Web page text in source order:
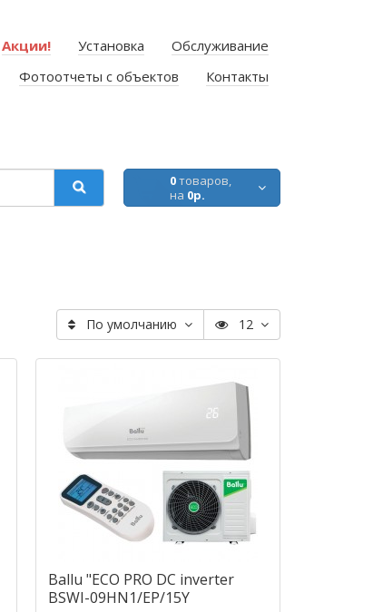
Акции! Установка
Обслуживание
Фотоотчеты с объектов
Контакты
0товаров,
на 0р.
По умолчанию 12
Ballu "ECO PRO DC inverter
BSWI-09HN1/EP/15Y